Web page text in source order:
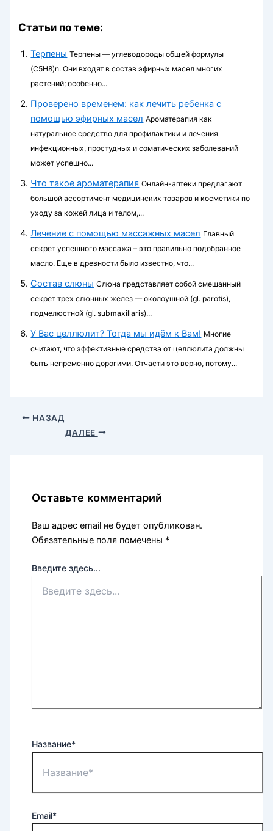
Статьи по теме:
Терпены Терпены — углеводороды общей фор­мулы
(C5H8)n. Они входят в состав эфирных масел многих
растений; особенно...
Проверено временем: как лечить ребенка с
помощью эфирных масел Ароматерапия как
натуральное средство для профилактики и лечения
инфекционных, простудных и соматических заболеваний
может успешно...
Что такое ароматерапия Онлайн-аптеки предлагают
большой ассортимент медицинских товаров и косметики по
уходу за кожей лица и телом,...
Лечение с помощью массажных масел Главный
секрет успешного массажа – это правильно подобранное
масло. Еще в древности было известно, что...
Состав слюны Слюна представляет собой смешанный
секрет трех слюнных желез — околоушной (gl. parotis),
подчелюстной (gl. submaxillaris)...
У Вас целлюлит? Тогда мы идём к Вам! Многие
считают, что эффективные средства от целлюлита должны
быть непременно дорогими. Отчасти это верно, потому...
НАЗАД
ДАЛЕЕ
Оставьте комментарий
Ваш адрес email не будет опубликован.
Обязательные поля помечены *
Введите здесь...
Название*
Email*